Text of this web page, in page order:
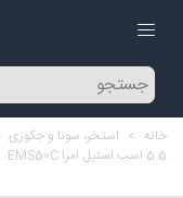
خانه > استخر، سونا و جکوزی
5.5 اسب استیل امرا EMS50C